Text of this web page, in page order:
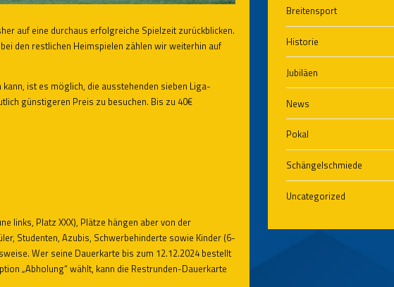
auf eine durchaus erfolgreiche Spielzeit zurückblicken.
den restlichen Heimspielen zählen wir weiterhin auf
ist es möglich, die ausstehenden sieben Liga-
günstigeren Preis zu besuchen. Bis zu 40€
links, Platz XXX), Plätze hängen aber von der
Studenten, Azubis, Schwerbehinderte sowie Kinder (6-
Wer seine Dauerkarte bis zum 12.12.2024 bestellt
„Abholung“ wählt, kann die Restrunden-Dauerkarte
Breitensport
Historie
Jubiläen
News
Pokal
Schängelschmiede
Uncategorized